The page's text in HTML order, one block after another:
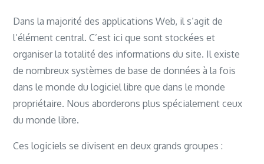
Dans la majorité des applications Web, il s’agit de
l’élément central. C’est ici que sont stockées et
organiser la totalité des informations du site. Il existe
de nombreux systèmes de base de données à la fois
dans le monde du logiciel libre que dans le monde
propriétaire. Nous aborderons plus spécialement ceux
du monde libre.
Ces logiciels se divisent en deux grands groupes :